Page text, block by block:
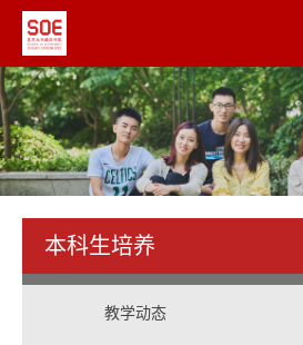
本科生培养
教学动态